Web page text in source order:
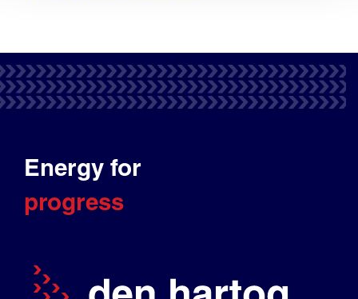
Energy for
progress